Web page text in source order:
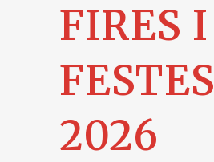
FIRES I
FESTES
2026